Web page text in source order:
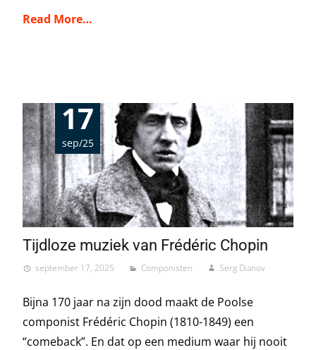
Read More…
17
sep/25
Tijdloze muziek van Frédéric Chopin
september 17, 2025 Componisten Serg Dianov
Bijna 170 jaar na zijn dood maakt de Poolse
componist Frédéric Chopin (1810-1849) een
“comeback”. En dat op een medium waar hij nooit